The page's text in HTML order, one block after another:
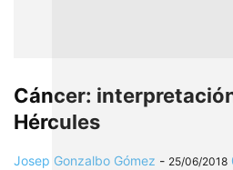
Cáncer:
Hércules
Josep Gonzalbo Gómez - 25/06/2018